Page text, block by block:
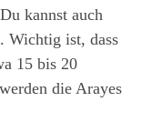
kannst auch
Wichtig ist, dass
15 bis 20
die Arayes